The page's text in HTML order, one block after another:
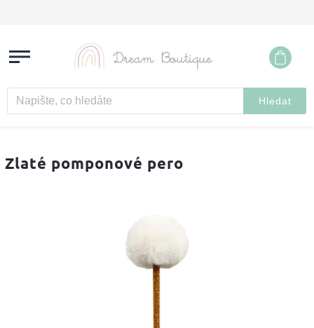
Hledat
Zlaté pomponové pero